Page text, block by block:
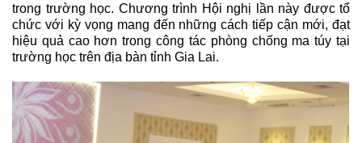
trong trường học. Chương trình Hội nghị lần này được tổ
chức với kỳ vọng mang đến những cách tiếp cận mới, đạt
hiệu quả cao hơn trong công tác phòng chống ma túy tại
trường học trên địa bàn tỉnh Gia Lai.